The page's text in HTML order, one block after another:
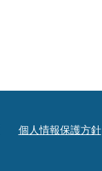
個人情報保護方針